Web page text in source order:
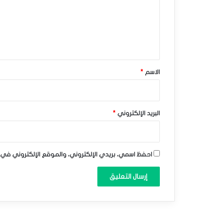
س
ن
د
ا
ن
–
ت
و
ق
*الاسم *
البريد الإلكتروني *
احفظ اسمي، بريدي الإلكتروني، والموقع الإلكتروني